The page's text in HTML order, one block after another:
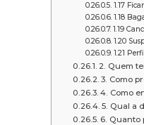
1.17
1.18
1.19
1.20
1.21
2. Quem
3. Como
4. Como
5. Qual a
6. Quanto